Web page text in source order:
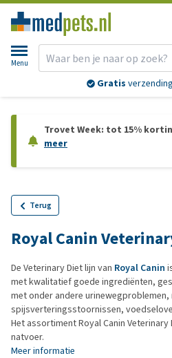
Menu
Gratis
Trovet Week: tot 15%
meer
Terug
Royal Canin
De Veterinary Diet lijn van Royal Canin
met kwalitatief goede ingrediënten,
met onder andere
spijsverteringsstoornissen,
Het assortiment Royal Canin
natvoer.
Meer informatie